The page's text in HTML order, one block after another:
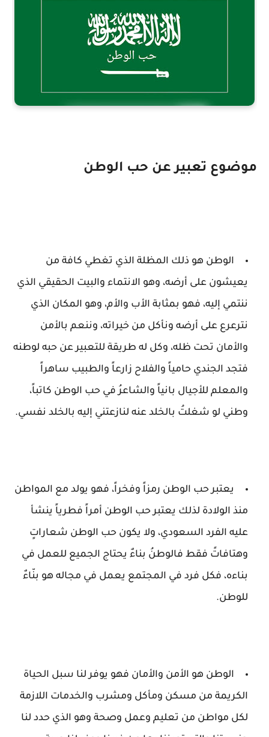
موضوع تعبير عن حب الوطن
الوطن هو ذلك المظلة الذي تغطي كافة من
يعيشون على أرضه، وهو الانتماء والبيت الحقيقي الذي
ننتمي إليه، فهو بمثابة الأب والأم، وهو المكان الذي
نترعرع على أرضه ونأكل من خيراته، وننعم بالأمن
والأمان تحت ظله، وكل له طريقة للتعبير عن حبه لوطنه
فتجد الجندي حامياً والفلاح زارعاً والطبيب ساهراً
والمعلم للأجيال بانياً والشاعرُ في حب الوطن كاتباً،
وطني لو شغلتُ بالخلد عنه لنازعتني إليه بالخلد نفسي.
يعتبر حب الوطن رمزاً وفخراً، فهو يولد مع المواطن
منذ الولادة لذلك يعتبر حب الوطن أمراً فطرياً ينشأ
عليه الفرد السعودي، ولا يكون حب الوطن شعاراتٍ
وهتافاتً فقط فالوطنُ بناءٌ يحتاج الجميع للعمل في
بناءه، فكل فرد في المجتمع يعمل في مجاله هو بنّاءٌ
للوطن.
الوطن هو الأمن والأمان فهو يوفر لنا سبل الحياة
الكريمة من مسكن ومأكل ومشرب والخدمات اللازمة
لكل مواطن من تعليم وعمل وصحة وهو الذي حدد لنا